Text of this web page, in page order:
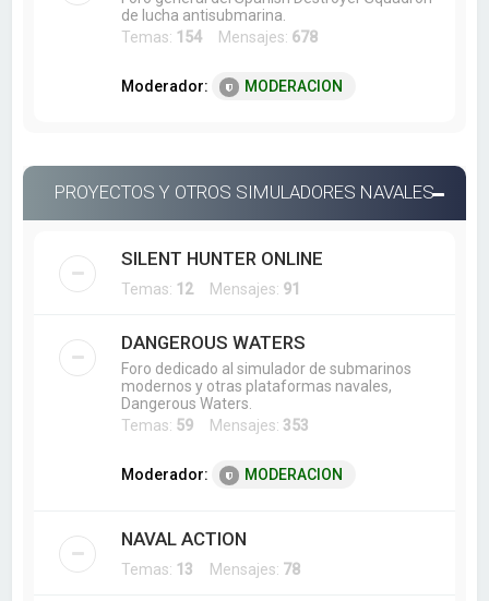
de lucha antisubmarina.
Temas: 154 Mensajes: 678
Moderador: MODERACION
PROYECTOS Y OTROS SIMULADORES NAVALES
SILENT HUNTER ONLINE
Temas: 12Mensajes: 91
DANGEROUS WATERS
Foro dedicado al simulador de submarinos
modernos y otras plataformas navales,
Dangerous Waters.
Temas: 59 Mensajes: 353
Moderador: MODERACION
NAVAL ACTION
Temas: 13 Mensajes: 78